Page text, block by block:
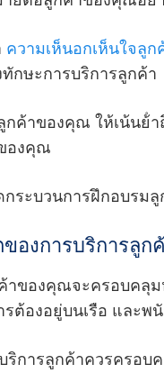
ความเห็นอกเห็นใจลูก
กษะการบริการลูกค้า
ค้าของคุณ ให้เน้นย้ํ
องคุณ
ระบวนการฝึกอบรม
องการบริการลูก
าของคุณจะครอบคลุ
ต้องอยู่บนเรือ และพ
ริการลูกค้าควรครอ